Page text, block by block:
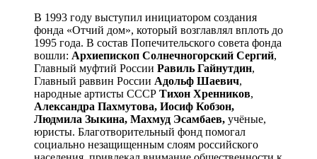
В 1993 году выступил инициатором создания
фонда «Отчий дом», который возглавлял вплоть до
1995 года. В состав Попечительского совета фонда
вошли: Архиепископ Солнечногорский Сергий,
Главный муфтий России Равиль Гайнутдин,
Главный раввин России Адольф Шаевич,
народные артисты СССР Тихон Хренников,
Александра Пахмутова, Иосиф Кобзон,
Людмила Зыкина, Махмуд Эсамбаев, учёные,
юристы. Благотворительный фонд помогал
социально незащищенным слоям российского